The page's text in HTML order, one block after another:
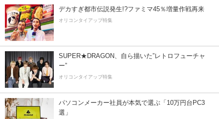
デカすぎ都市伝説発生!?ファミマ45％増量作戦再来
オリコンタイアップ特集
SUPER★DRAGON、自ら描いた”レトロフューチャ
ー”
オリコンタイアップ特集
パソコンメーカー社員が本気で選ぶ「10万円台PC3
選」